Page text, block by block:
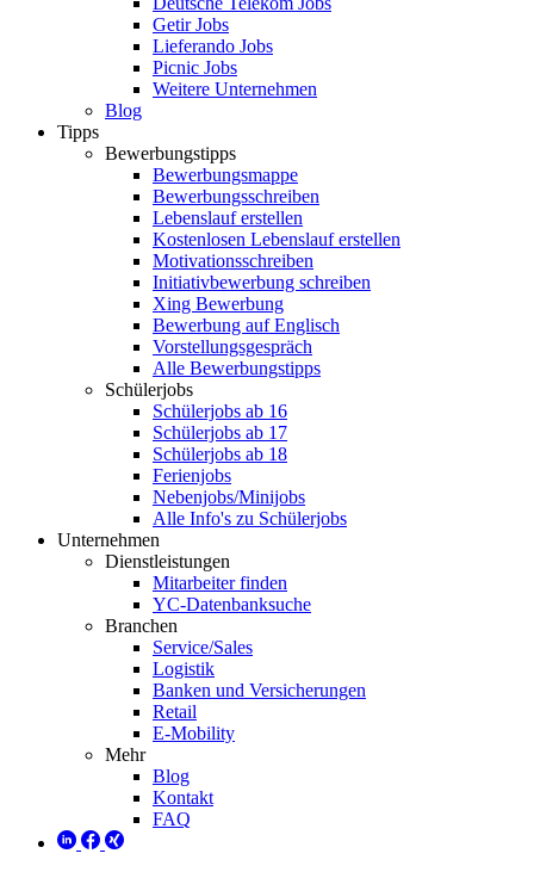
Getir Jobs
Lieferando Jobs
Picnic Jobs
Weitere Unternehmen
Blog
Tipps
Bewerbungstipps
Bewerbungsmappe
Bewerbungsschreiben
Lebenslauf erstellen
Kostenlosen Lebenslauf erstellen
Motivationsschreiben
Initiativbewerbung schreiben
Xing Bewerbung
Bewerbung auf Englisch
Vorstellungsgespräch
Alle Bewerbungstipps
Schülerjobs
Schülerjobs ab 16
Schülerjobs ab 17
Schülerjobs ab 18
Ferienjobs
Nebenjobs/Minijobs
Alle Info's zu Schülerjobs
Unternehmen
Dienstleistungen
Mitarbeiter finden
YC-Datenbanksuche
Branchen
Service/Sales
Logistik
Banken und Versicherungen
Retail
E-Mobility
Mehr
Blog
Kontakt
FAQ